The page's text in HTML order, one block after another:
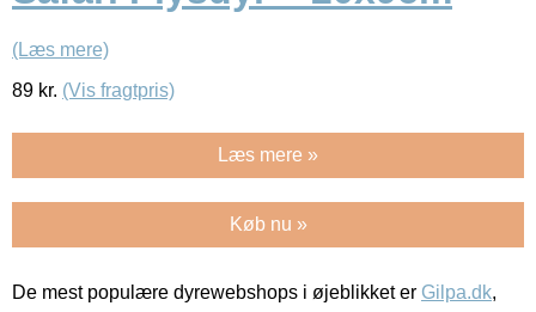
(Læs mere)
89 kr. (Vis fragtpris)
Læs mere »
Køb nu »
De mest populære dyrewebshops i øjeblikket er Gilpa.dk,